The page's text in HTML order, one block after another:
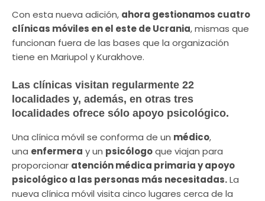
Con esta nueva adición, ahora gestionamos cuatro
clínicas móviles en el este de Ucrania, mismas que
funcionan fuera de las bases que la organización
tiene en Mariupol y Kurakhove.
Las clínicas visitan regularmente 22
localidades y, además, en otras tres
localidades ofrece sólo apoyo psicológico.
Una clínica móvil se conforma de un médico,
una enfermera y un psicólogoque viajan para
proporcionar atención médica primaria y apoyo
psicológico a las personas más necesitadas.La
nueva clínica móvil visita cinco lugares cerca de la